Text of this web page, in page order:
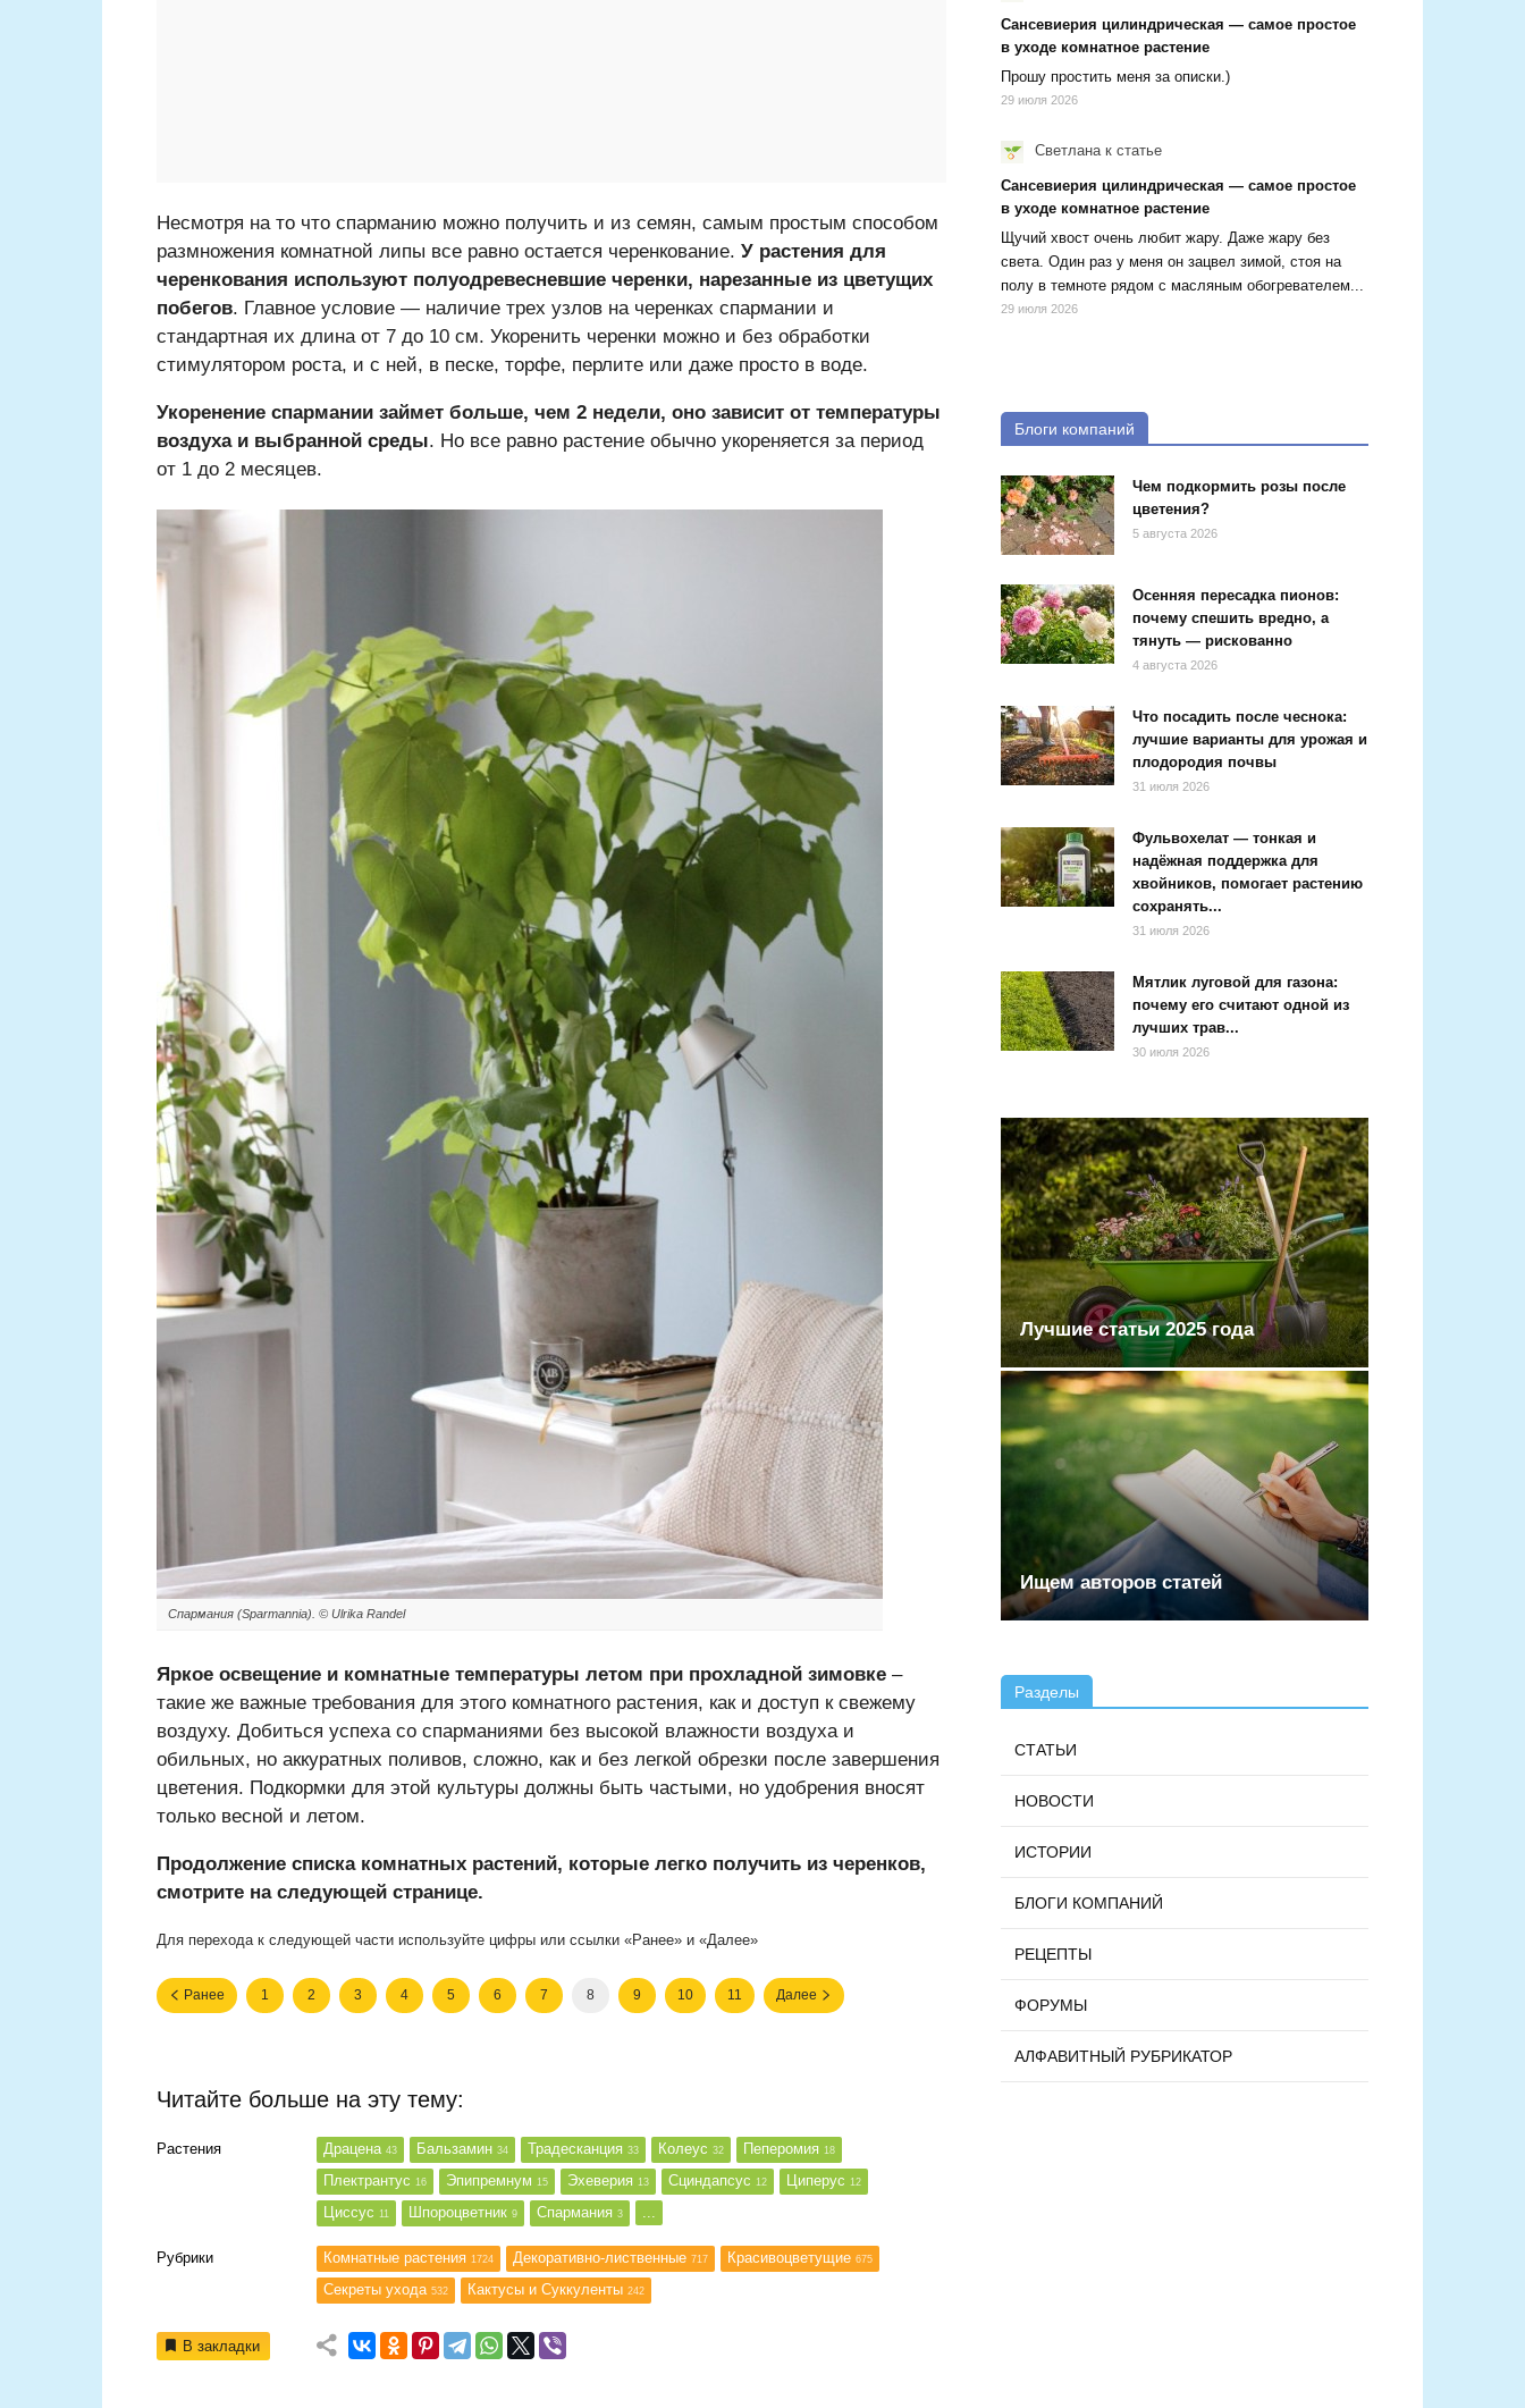
Несмотря на то что спарманию можно получить и из семян, самым простым способом
размножения комнатной липы все равно остается черенкование. У растения для
черенкования используют полуодревесневшие черенки, нарезанные из цветущих
побегов. Главное условие — наличие трех узлов на черенках спармании и
стандартная их длина от 7 до 10 см. Укоренить черенки можно и без обработки
стимулятором роста, и с ней, в песке, торфе, перлите или даже просто в воде.
Укоренение спармании займет больше, чем 2 недели, оно зависит от температуры
воздуха и выбранной среды. Но все равно растение обычно укореняется за период
от 1 до 2 месяцев.
Спармания (Sparmannia). © Ulrika Randel
Яркое освещение и комнатные температуры летом при прохладной зимовке –
такие же важные требования для этого комнатного растения, как и доступ к свежему
воздуху. Добиться успеха со спарманиями без высокой влажности воздуха и
обильных, но аккуратных поливов, сложно, как и без легкой обрезки после завершения
цветения. Подкормки для этой культуры должны быть частыми, но удобрения вносят
только весной и летом.
Продолжение списка комнатных растений, которые легко получить из черенков,
смотрите на следующей странице.
Для перехода к следующей части используйте цифры или ссылки «Ранее» и «Далее»
Ранее 1 2 3 4 5 6 7 8 9 10 11 Далее
Читайте больше на эту тему:
Растения Драцена 43 Бальзамин 34 Традесканция 33 Колеус 32 Пеперомия 18
Плектрантус 16 Эпипремнум 15 Эхеверия 13 Сциндапсус 12 Циперус 12
Циссус 11 Шпороцветник 9 Спармания 3 ...
Рубрики Комнатные растения 1724 Декоративно-лиственные 717 Красивоцветущие 675
Секреты ухода 532 Кактусы и Суккуленты 242
В закладки
Сансевиерия цилиндрическая — самое простое
в уходе комнатное растение
Прошу простить меня за описки.)
29 июля 2026
Светланак статье
Сансевиерия цилиндрическая — самое простое
в уходе комнатное растение
Щучий хвост очень любит жару. Даже жару без
света. Один раз у меня он зацвел зимой, стоя на
полу в темноте рядом с масляным обогревателем...
29 июля 2026
Блоги компаний
Чем подкормить розы после
цветения?
5 августа 2026
Осенняя пересадка пионов:
почему спешить вредно, а
тянуть — рискованно
4 августа 2026
Что посадить после чеснока:
лучшие варианты для урожая и
плодородия почвы
31 июля 2026
Фульвохелат — тонкая и
надёжная поддержка для
хвойников, помогает растению
сохранять...
31 июля 2026
Мятлик луговой для газона:
почему его считают одной из
лучших трав...
30 июля 2026
Лучшие статьи 2025 года
Ищем авторов статей
Разделы
СТАТЬИ
НОВОСТИ
ИСТОРИИ
БЛОГИ КОМПАНИЙ
РЕЦЕПТЫ
ФОРУМЫ
АЛФАВИТНЫЙ РУБРИКАТОР